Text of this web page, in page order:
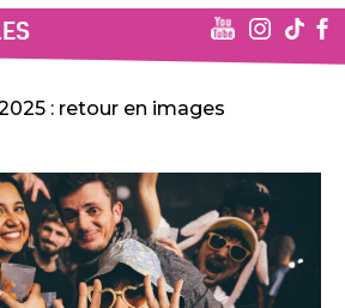
: retour en images